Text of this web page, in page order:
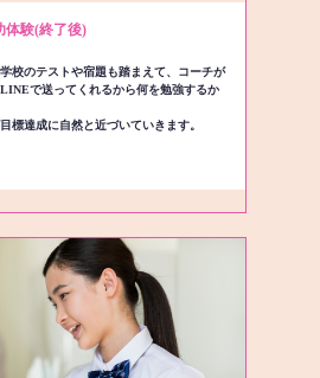
体験(終了後)
校のテストや宿題も踏まえて、コーチが
で送ってくれるから何を勉強するか
標達成に自然と近づいていきます。